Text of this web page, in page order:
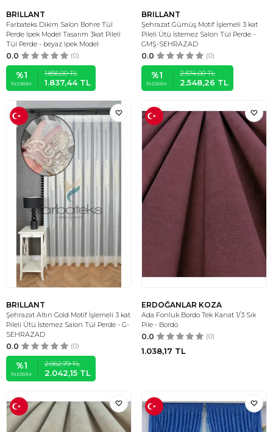
BRILLANT
Farbateks Dikim Salon Bohre Tül
Perde Ipek Model Tasarım 3kat Pileli
Tül Perde - beyaz Ipek Model
0.0 (0)
%1
İNDIRIM
1.856,00TL
1.837,44TL
BRILLANT
Şehrazat Gümüş Motif İşlemeli 3 kat
Pileli Ütü İstemez Salon Tül Perde -
GMŞ-SEHRAZAD
0.0 (0)
%1
İNDIRIM
2.574,00TL
2.548,26 TL
BRILLANT
Şehrazat Altın Gold Motif İşlemeli 3 kat
Pileli Ütü İstemez Salon Tül Perde - G-
SEHRAZAD
0.0 (0)
%1
İNDIRIM
2.062,79TL
2.042,15 TL
ERDOĞANLAR KOZA
Ada Fonluk Bordo Tek Kanat 1/3 Sık
Pile - Bordo
0.0 (0)
1.038,17 TL